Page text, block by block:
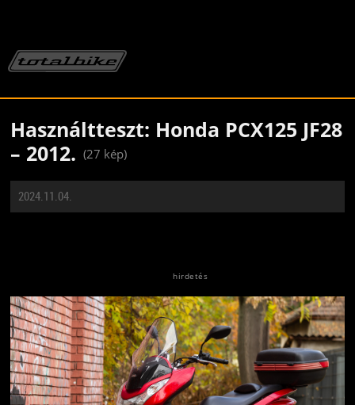
Használtteszt: Honda PCX125 JF28
– 2012. (27 kép)
2024.11.04.
Jön még kép!